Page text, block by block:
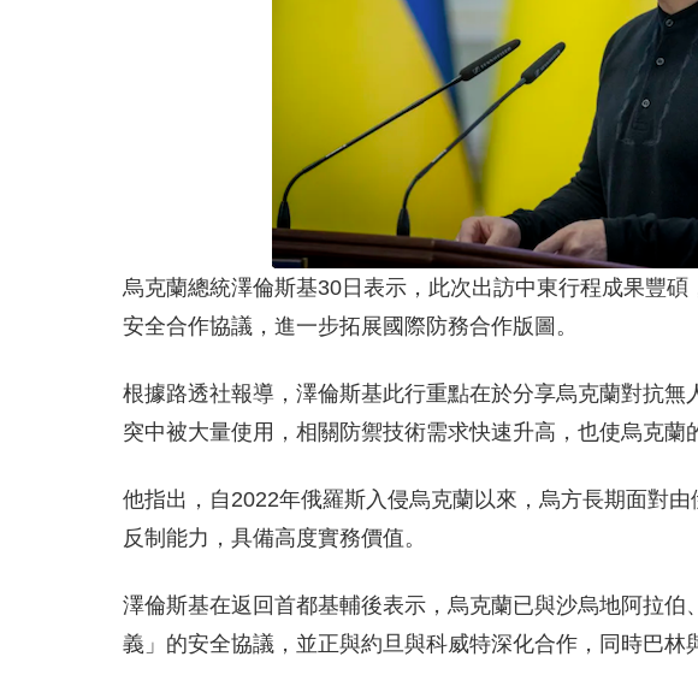
烏克蘭總統澤倫斯基30日表示，此次出訪中東行程成果豐
安全合作協議，進一步拓展國際防務合作版圖。
根據路透社報導，澤倫斯基此行重點在於分享烏克蘭對抗
突中被大量使用，相關防禦技術需求快速升高，也使烏克蘭
他指出，自2022年俄羅斯入侵烏克蘭以來，烏方長期面對
反制能力，具備高度實務價值。
澤倫斯基在返回首都基輔後表示，烏克蘭已與沙烏地阿拉
義」的安全協議，並正與約旦與科威特深化合作，同時巴林